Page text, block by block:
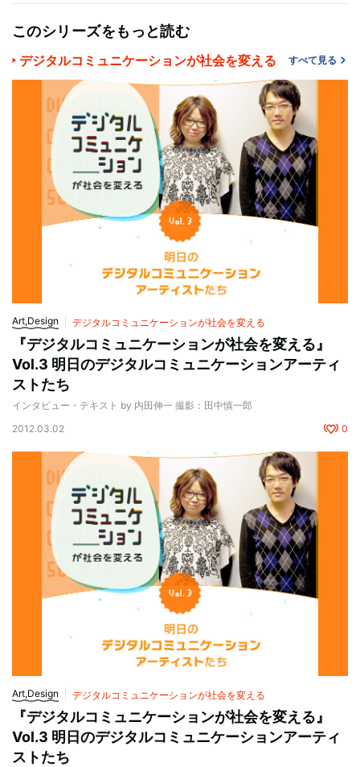
このシリーズをもっと読む
デジタルコミュニケーションが社会を変える すべて見る
Art,Design デジタルコミュニケーションが社会を変える
『デジタルコミュニケーションが社会を変える』
Vol.3 明日のデジタルコミュニケーションアーティ
ストたち
インタビュー・テキスト by 内田伸一 撮影：田中慎一郎
2012.03.02
0
Art,Design デジタルコミュニケーションが社会を変える
『デジタルコミュニケーションが社会を変える』
Vol.3 明日のデジタルコミュニケーションアーティ
ストたち